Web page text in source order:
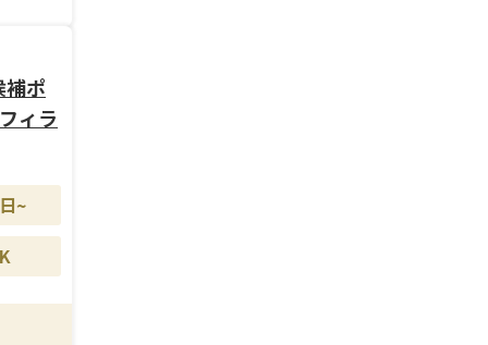
え
ス
も
野
テ
け
補ポ
ィラ
~